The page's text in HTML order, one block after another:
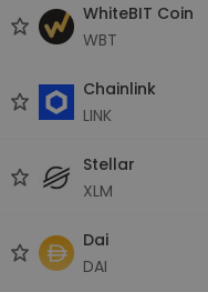
WhiteBIT Coin
WBT
Chainlink
LINK
Stellar
XLM
Dai
DAI